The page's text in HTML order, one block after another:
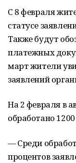
С 8 февраля
статусе
Также будут
платежных
март жители
заявлений
На 2 февраля в
обработано
— Среди
процентов